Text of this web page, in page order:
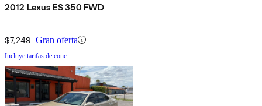
2012 Lexus ES 350 FWD
$7,249 Gran oferta
Incluye tarifas de conc.